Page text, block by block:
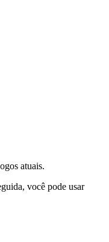
atuais.
você pode usar